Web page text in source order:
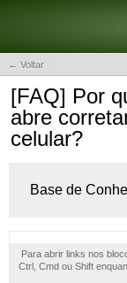
← Voltar
[FAQ] Por
abre
celular?
Base de
Para abrir links nos
Ctrl, Cmd ou Shift